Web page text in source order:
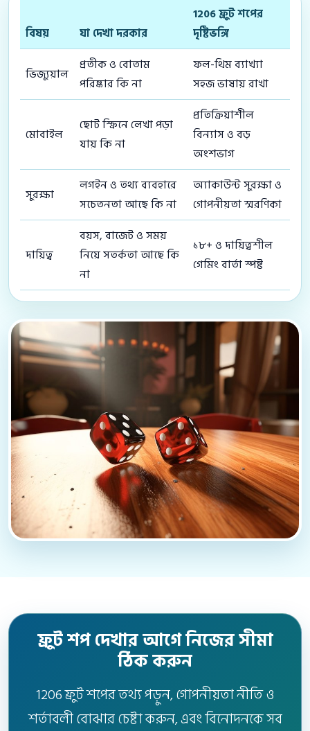
বিষয় যা দেখা দরকার
1206 ফ্রুট শপের
দৃষ্টিভঙ্গি
ভিজ্যুয়াল
প্রতীক ও বোতাম
পরিষ্কার কি না
ফল-থিম ব্যাখ্যা
সহজ ভাষায় রাখা
মোবাইল
ছোট স্ক্রিনে লেখা পড়া
যায় কি না
প্রতিক্রিয়াশীল
বিন্যাস ও বড়
অংশভাগ
সুরক্ষা
লগইন ও তথ্য ব্যবহারে
সচেতনতা আছে কি না
অ্যাকাউন্ট সুরক্ষা ও
গোপনীয়তা স্মরণিকা
দায়িত্ব
বয়স, বাজেট ও সময়
নিয়ে সতর্কতা আছে কি
না
১৮+ ও দায়িত্বশীল
গেমিং বার্তা স্পষ্ট
ফ্রুট শপ দেখার আগে নিজের সীমা
ঠিক করুন
1206 ফ্রুট শপের তথ্য পড়ুন, গোপনীয়তা নীতি ও
শর্তাবলী বোঝার চেষ্টা করুন, এবং বিনোদনকে সব